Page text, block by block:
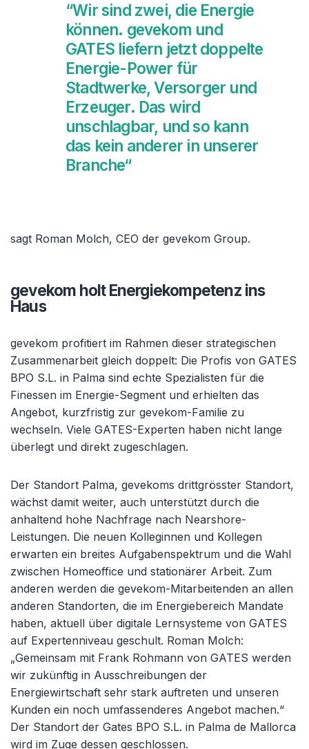
“Wir sind zwei, die Energie
können. gevekom und
GATES liefern jetzt doppelte
Energie-Power für
Stadtwerke, Versorger und
Erzeuger. Das wird
unschlagbar, und so kann
das kein anderer in unserer
Branche“
sagt Roman Molch, CEO der gevekom Group.
gevekom holt Energiekompetenz ins
Haus
gevekom profitiert im Rahmen dieser strategischen
Zusammenarbeit gleich doppelt: Die Profis von GATES
BPO S.L. in Palma sind echte Spezialisten für die
Finessen im Energie-Segment und erhielten das
Angebot, kurzfristig zur gevekom-Familie zu
wechseln. Viele GATES-Experten haben nicht lange
überlegt und direkt zugeschlagen.
Der Standort Palma, gevekoms drittgrösster Standort,
wächst damit weiter, auch unterstützt durch die
anhaltend hohe Nachfrage nach Nearshore-
Leistungen. Die neuen Kolleginnen und Kollegen
erwarten ein breites Aufgabenspektrum und die Wahl
zwischen Homeoffice und stationärer Arbeit. Zum
anderen werden die gevekom-Mitarbeitenden an allen
anderen Standorten, die im Energiebereich Mandate
haben, aktuell über digitale Lernsysteme von GATES
auf Expertenniveau geschult. Roman Molch:
„Gemeinsam mit Frank Rohmann von GATES werden
wir zukünftig in Ausschreibungen der
Energiewirtschaft sehr stark auftreten und unseren
Kunden ein noch umfassenderes Angebot machen.“
Der Standort der Gates BPO S.L. in Palma de Mallorca
wird im Zuge dessen geschlossen.